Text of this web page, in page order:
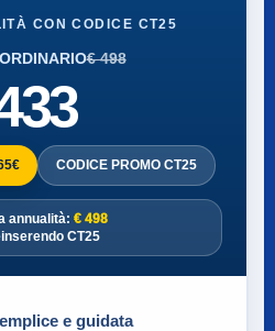
CON CODICE CT25
€ 498
CODICE PROMO CT25
annualità: € 498
CT25
e guidata